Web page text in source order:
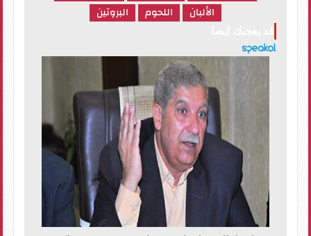
الألبان
اللحوم البروتين